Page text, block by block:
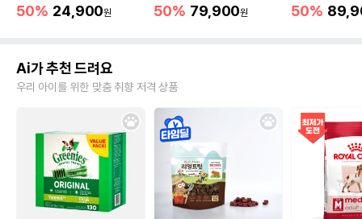
미니 오리&연어 800g
50% 24,900원
미니 오리&연어 4kg
50% 79,900원
미니 토끼&연
50%
Ai가 추천 드려요
우리 아이를 위한 맞춤 취향 저격 상품